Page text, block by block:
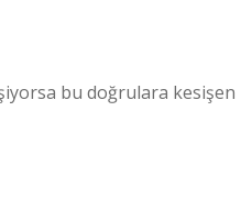
bu doğrulara kesişen